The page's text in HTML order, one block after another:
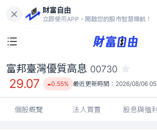
財富自由
立即使用APP，開啟您的股市智慧導航！
29.07
0.55%
富邦臺灣優質高息 00730
29.07 0.55% 最近更新時間： 2026/08/06
個股概覽 法人買賣 股息與殖